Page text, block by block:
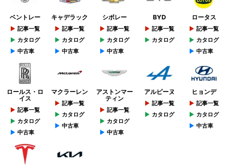
ベントレー
記事一覧
カタログ
中古車
キャデラック
記事一覧
カタログ
中古車
シボレー
記事一覧
カタログ
中古車
BYD
記事一覧
カタログ
ロータス
記事一覧
カタログ
中古車
ロールス・ロ
イス
記事一覧
カタログ
中古車
マクラーレン
記事一覧
カタログ
中古車
アストンマー
ティン
記事一覧
カタログ
中古車
アルピーヌ
記事一覧
カタログ
ヒョンデ
記事一覧
カタログ
中古車